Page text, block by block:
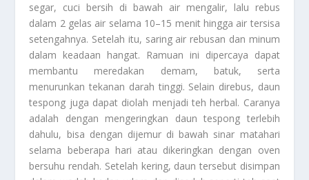
segar, cuci bersih di bawah air mengalir, lalu rebus
dalam 2 gelas air selama 10–15 menit hingga air tersisa
setengahnya. Setelah itu, saring air rebusan dan minum
dalam keadaan hangat. Ramuan ini dipercaya dapat
membantu meredakan demam, batuk, serta
menurunkan tekanan darah tinggi. Selain direbus, daun
tespong juga dapat diolah menjadi teh herbal. Caranya
adalah dengan mengeringkan daun tespong terlebih
dahulu, bisa dengan dijemur di bawah sinar matahari
selama beberapa hari atau dikeringkan dengan oven
bersuhu rendah. Setelah kering, daun tersebut disimpan